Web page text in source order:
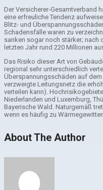
Der Versicherer-Gesamtverband
eine erfreuliche Tendenz
Blitz- und
Schadensfälle waren zu
sanken sogar noch stärker; nach
letzten Jahr rund 220 Millionen
Das Risiko dieser Art von
regional sehr unterschiedlich
Überspannungsschäden auf
verzweigte Leitungsnetz die
verteilen kann).
Niederlanden und Luxemburg,
Bayerische Wald. Naturgemäß
wenn es häufig zu
About The Author